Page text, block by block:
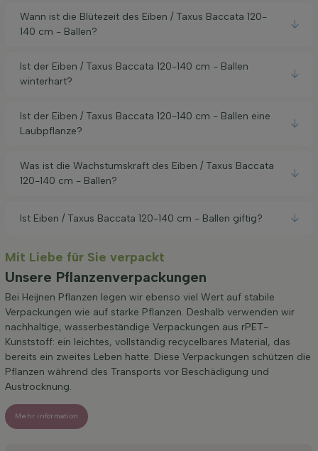
Wann ist die Blütezeit des Eiben / Taxus Baccata 120-
140 cm - Ballen?
Ist der Eiben / Taxus Baccata 120-140 cm - Ballen
winterhart?
Ist der Eiben / Taxus Baccata 120-140 cm - Ballen eine
Laubpflanze?
Was ist die Wachstumskraft des Eiben / Taxus Baccata
120-140 cm - Ballen?
Ist Eiben / Taxus Baccata 120-140 cm - Ballen giftig?
Mit Liebe für Sie verpackt
Unsere Pflanzenverpackungen
Bei Heijnen Pflanzen legen wir ebenso viel Wert auf stabile
Verpackungen wie auf starke Pflanzen. Deshalb verwenden wir
nachhaltige, wasserbeständige Verpackungen aus rPET-
Kunststoff: ein leichtes, vollständig recycelbares Material, das
bereits ein zweites Leben hatte. Diese Verpackungen schützen die
Pflanzen während des Transports vor Beschädigung und
Austrocknung.
Mehr information